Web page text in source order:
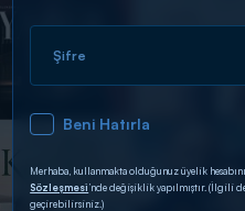
DİĞER SONUÇLAR
Şifre
Beni Hatırla
Merhaba, kullanmakta olduğunuz üyelik
Sözleşmesi’nde değişiklik yapılmıştır. (İlgili
geçirebilirsiniz.)